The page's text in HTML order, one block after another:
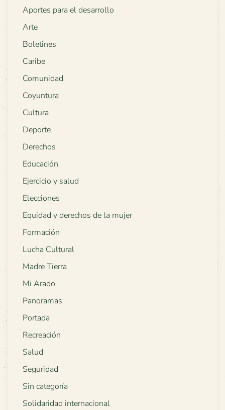
Aportes para el desarrollo
Arte
Boletines
Caribe
Comunidad
Coyuntura
Cultura
Deporte
Derechos
Educación
Ejercicio y salud
Elecciones
Equidad y derechos de la mujer
Formación
Lucha Cultural
Madre Tierra
Mi Arado
Panoramas
Portada
Recreación
Salud
Seguridad
Sin categoría
Solidaridad internacional